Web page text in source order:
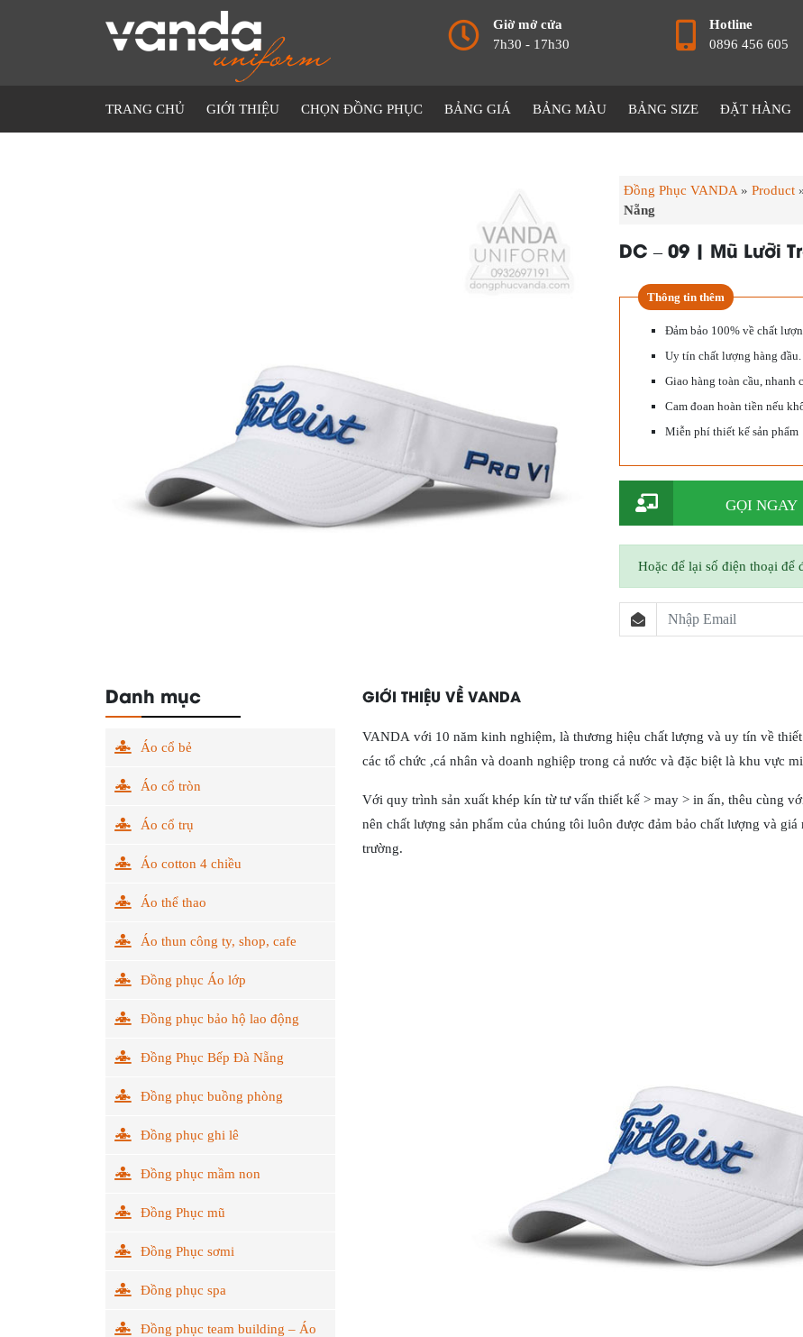
Giờ mở cửa
7h30 - 17h30
Hotline
0896 456 605
TRANG CHỦ GIỚI THIỆU CHỌN ĐỒNG PHỤC BẢNG GIÁ BẢNG MÀU BẢNG SIZE ĐẶT HÀNG
Đồng Phục VANDA » Product
Nẵng
DC – 09 | Mũ Lưỡi
Thông tin thêm
Đảm bảo 100% về chất
Uy tín chất lượng hàng đầu.
Giao hàng toàn cầu, nhanh
Cam đoan hoàn tiền nếu
Miễn phí thiết kế sản phẩm
GỌI NGAY
Hoặc để lại số điện thoại để
GIỚI THIỆU VỀ VANDA
VANDA với 10 năm kinh nghiệm, là thương hiệu chất lượng và uy tín về
các tổ chức ,cá nhân và doanh nghiệp trong cả nước và đặc biệt là khu vực
Với quy trình sản xuất khép kín từ tư vấn thiết kế > may > in ấn, thêu cùng
nên chất lượng sản phẩm của chúng tôi luôn được đảm bảo chất lượng và
trường.
Danh mục
Áo cổ bẻ
Áo cổ tròn
Áo cổ trụ
Áo cotton 4 chiều
Áo thể thao
Áo thun công ty, shop, cafe
Đồng phục Áo lớp
Đồng phục bảo hộ lao động
Đồng Phục Bếp Đà Nẵng
Đồng phục buồng phòng
Đồng phục ghi lê
Đồng phục mầm non
Đồng Phục mũ
Đồng Phục sơmi
Đồng phục spa
Đồng phục team building – Áo